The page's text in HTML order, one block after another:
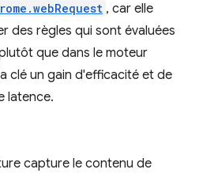
, car elle
des règles qui sont évaluées
que dans le moteur
clé un gain d'efficacité et de
latence.
capture le contenu de